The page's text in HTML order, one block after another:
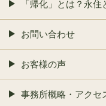
「帰化」とは？永住
お問い合わせ
お客様の声
事務所概略・アクセ